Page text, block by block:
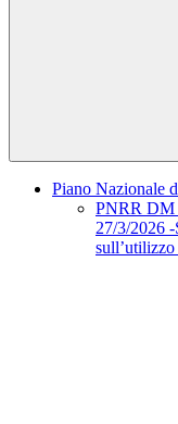
Piano Nazionale
PNRR DM
27/3/2026